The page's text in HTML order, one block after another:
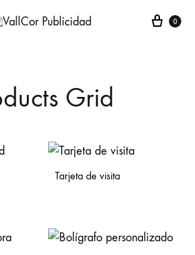
0
Grid
Tarjeta de visita